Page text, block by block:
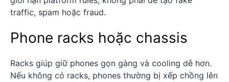
traffic, spam hoặc fraud.
Phone racks hoặc chassis
Racks giúp giữ phones gọn gàng và cooling dễ hơn.
Nếu không có racks, phones thường bị xếp chồng lên